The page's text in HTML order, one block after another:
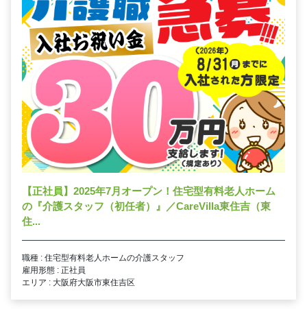
【正社員】2025年7月オープン！住宅型有料老人ホーム
の『介護スタッフ（初任者）』／CareVilla東住吉（東
住...
職種 : 住宅型有料老人ホームの介護スタッフ
雇用形態 : 正社員
エリア : 大阪府大阪市東住吉区